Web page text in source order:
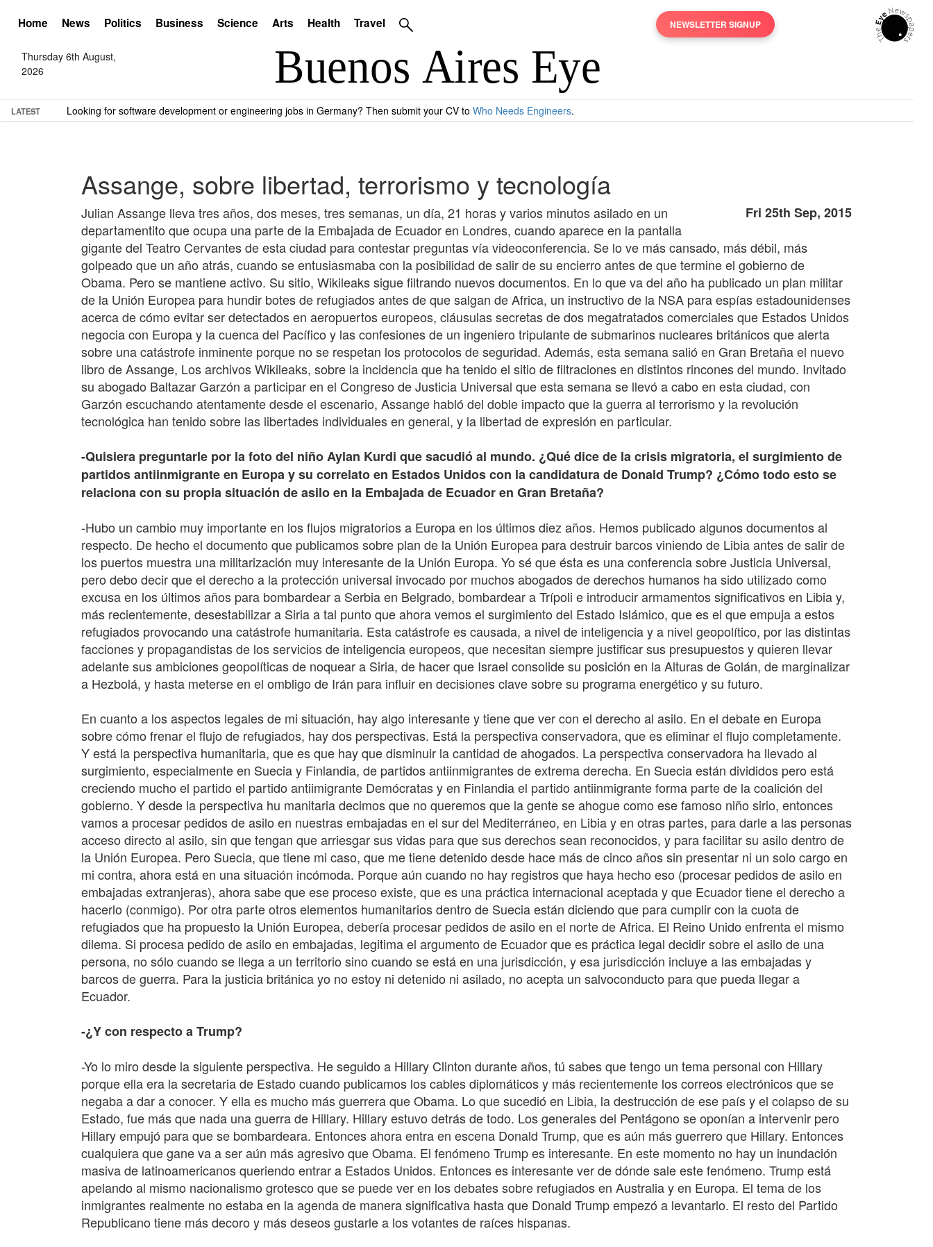
Home News Politics Business Science Arts Health Travel NEWSLETTER SIGNUP
Thursday 6th August,
2026
LATEST Looking for software development or engineering jobs in Germany? Then submit your CV to Who Needs Engineers.
Assange, sobre libertad, terrorismo y tecnología
Fri 25th Sep, 2015
Julian Assange lleva tres años, dos meses, tres semanas, un día, 21 horas y varios minutos asilado en un
departamentito que ocupa una parte de la Embajada de Ecuador en Londres, cuando aparece en la pantalla
gigante del Teatro Cervantes de esta ciudad para contestar preguntas vía videoconferencia. Se lo ve más cansado, más débil, más
golpeado que un año atrás, cuando se entusiasmaba con la posibilidad de salir de su encierro antes de que termine el gobierno de
Obama. Pero se mantiene activo. Su sitio, Wikileaks sigue filtrando nuevos documentos. En lo que va del año ha publicado un plan militar
de la Unión Europea para hundir botes de refugiados antes de que salgan de Africa, un instructivo de la NSA para espías estadounidenses
acerca de cómo evitar ser detectados en aeropuertos europeos, cláusulas secretas de dos megatratados comerciales que Estados Unidos
negocia con Europa y la cuenca del Pacífico y las confesiones de un ingeniero tripulante de submarinos nucleares británicos que alerta
sobre una catástrofe inminente porque no se respetan los protocolos de seguridad. Además, esta semana salió en Gran Bretaña el nuevo
libro de Assange, Los archivos Wikileaks, sobre la incidencia que ha tenido el sitio de filtraciones en distintos rincones del mundo. Invitado
su abogado Baltazar Garzón a participar en el Congreso de Justicia Universal que esta semana se llevó a cabo en esta ciudad, con
Garzón escuchando atentamente desde el escenario, Assange habló del doble impacto que la guerra al terrorismo y la revolución
tecnológica han tenido sobre las libertades individuales en general, y la libertad de expresión en particular.
-Quisiera preguntarle por la foto del niño Aylan Kurdi que sacudió al mundo. ¿Qué dice de la crisis migratoria, el surgimiento de
partidos antiinmigrante en Europa y su correlato en Estados Unidos con la candidatura de Donald Trump? ¿Cómo todo esto se
relaciona con su propia situación de asilo en la Embajada de Ecuador en Gran Bretaña?
-Hubo un cambio muy importante en los flujos migratorios a Europa en los últimos diez años. Hemos publicado algunos documentos al
respecto. De hecho el documento que publicamos sobre plan de la Unión Europea para destruir barcos viniendo de Libia antes de salir de
los puertos muestra una militarización muy interesante de la Unión Europa. Yo sé que ésta es una conferencia sobre Justicia Universal,
pero debo decir que el derecho a la protección universal invocado por muchos abogados de derechos humanos ha sido utilizado como
excusa en los últimos años para bombardear a Serbia en Belgrado, bombardear a Trípoli e introducir armamentos significativos en Libia y,
más recientemente, desestabilizar a Siria a tal punto que ahora vemos el surgimiento del Estado Islámico, que es el que empuja a estos
refugiados provocando una catástrofe humanitaria. Esta catástrofe es causada, a nivel de inteligencia y a nivel geopolítico, por las distintas
facciones y propagandistas de los servicios de inteligencia europeos, que necesitan siempre justificar sus presupuestos y quieren llevar
adelante sus ambiciones geopolíticas de noquear a Siria, de hacer que Israel consolide su posición en la Alturas de Golán, de marginalizar
a Hezbolá, y hasta meterse en el ombligo de Irán para influir en decisiones clave sobre su programa energético y su futuro.
En cuanto a los aspectos legales de mi situación, hay algo interesante y tiene que ver con el derecho al asilo. En el debate en Europa
sobre cómo frenar el flujo de refugiados, hay dos perspectivas. Está la perspectiva conservadora, que es eliminar el flujo completamente.
Y está la perspectiva humanitaria, que es que hay que disminuir la cantidad de ahogados. La perspectiva conservadora ha llevado al
surgimiento, especialmente en Suecia y Finlandia, de partidos antiinmigrantes de extrema derecha. En Suecia están divididos pero está
creciendo mucho el partido el partido antiimigrante Demócratas y en Finlandia el partido antiinmigrante forma parte de la coalición del
gobierno. Y desde la perspectiva hu manitaria decimos que no queremos que la gente se ahogue como ese famoso niño sirio, entonces
vamos a procesar pedidos de asilo en nuestras embajadas en el sur del Mediterráneo, en Libia y en otras partes, para darle a las personas
acceso directo al asilo, sin que tengan que arriesgar sus vidas para que sus derechos sean reconocidos, y para facilitar su asilo dentro de
la Unión Europea. Pero Suecia, que tiene mi caso, que me tiene detenido desde hace más de cinco años sin presentar ni un solo cargo en
mi contra, ahora está en una situación incómoda. Porque aún cuando no hay registros que haya hecho eso (procesar pedidos de asilo en
embajadas extranjeras), ahora sabe que ese proceso existe, que es una práctica internacional aceptada y que Ecuador tiene el derecho a
hacerlo (conmigo). Por otra parte otros elementos humanitarios dentro de Suecia están diciendo que para cumplir con la cuota de
refugiados que ha propuesto la Unión Europea, debería procesar pedidos de asilo en el norte de Africa. El Reino Unido enfrenta el mismo
dilema. Si procesa pedido de asilo en embajadas, legitima el argumento de Ecuador que es práctica legal decidir sobre el asilo de una
persona, no sólo cuando se llega a un territorio sino cuando se está en una jurisdicción, y esa jurisdicción incluye a las embajadas y
barcos de guerra. Para la justicia británica yo no estoy ni detenido ni asilado, no acepta un salvoconducto para que pueda llegar a
Ecuador.
-¿Y con respecto a Trump?
-Yo lo miro desde la siguiente perspectiva. He seguido a Hillary Clinton durante años, tú sabes que tengo un tema personal con Hillary
porque ella era la secretaria de Estado cuando publicamos los cables diplomáticos y más recientemente los correos electrónicos que se
negaba a dar a conocer. Y ella es mucho más guerrera que Obama. Lo que sucedió en Libia, la destrucción de ese país y el colapso de su
Estado, fue más que nada una guerra de Hillary. Hillary estuvo detrás de todo. Los generales del Pentágono se oponían a intervenir pero
Hillary empujó para que se bombardeara. Entonces ahora entra en escena Donald Trump, que es aún más guerrero que Hillary. Entonces
cualquiera que gane va a ser aún más agresivo que Obama. El fenómeno Trump es interesante. En este momento no hay un inundación
masiva de latinoamericanos queriendo entrar a Estados Unidos. Entonces es interesante ver de dónde sale este fenómeno. Trump está
apelando al mismo nacionalismo grotesco que se puede ver en los debates sobre refugiados en Australia y en Europa. El tema de los
inmigrantes realmente no estaba en la agenda de manera significativa hasta que Donald Trump empezó a levantarlo. El resto del Partido
Republicano tiene más decoro y más deseos gustarle a los votantes de raíces hispanas.